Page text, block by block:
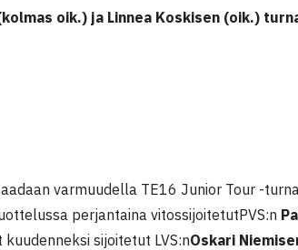
oik.) ja Linnea Koskisen (oik.)
varmuudella TE16 Junior Tour -
perjantaina vitossijoitetutPVS:n
sijoitetut LVS:nOskari